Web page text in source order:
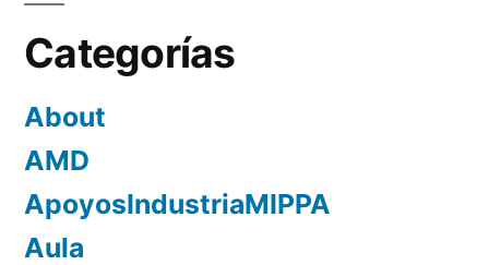
Categorías
About
AMD
ApoyosIndustriaMIPPA
Aula